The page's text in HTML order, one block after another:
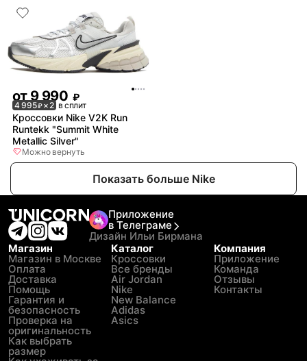
от9 990 ₽
4 995₽× 2 в сплит
Кроссовки Nike V2K Run
Runtekk "Summit White
Metallic Silver"
Можно вернуть
Показать больше Nike
Приложение
в Телеграме
Дизайн Ильи Бирмана
Магазин
Магазин в Москве
Оплата
Доставка
Помощь
Гарантия и
безопасность
Проверка на
оригинальность
Как выбрать
размер
Каталог
Кроссовки
Все бренды
Air Jordan
Nike
New Balance
Adidas
Asics
Компания
Приложение
Команда
Отзывы
Контакты